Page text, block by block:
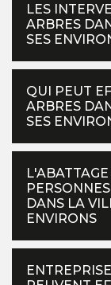
LES
ARBRES
SES
QUI PEUT
ARBRES
SES
DANS LA
ENVIRONS